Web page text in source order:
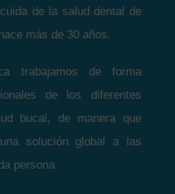
de la salud dental de
más de 30 años.
trabajamos de forma
de los diferentes
bucal, de manera que
solución global a las
persona.